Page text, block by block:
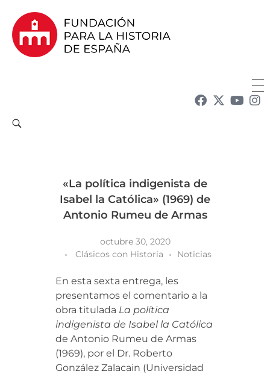
«La política indigenista de
Isabel la Católica» (1969) de
Antonio Rumeu de Armas
octubre 30, 2020
Clásicos con Historia
Noticias
En esta sexta entrega, les
presentamos el comentario a la
obra titulada La política
indigenista de Isabel la Católica
de Antonio Rumeu de Armas
(1969), por el Dr. Roberto
González Zalacain (Universidad